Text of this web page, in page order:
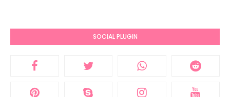
SOCIAL PLUGIN